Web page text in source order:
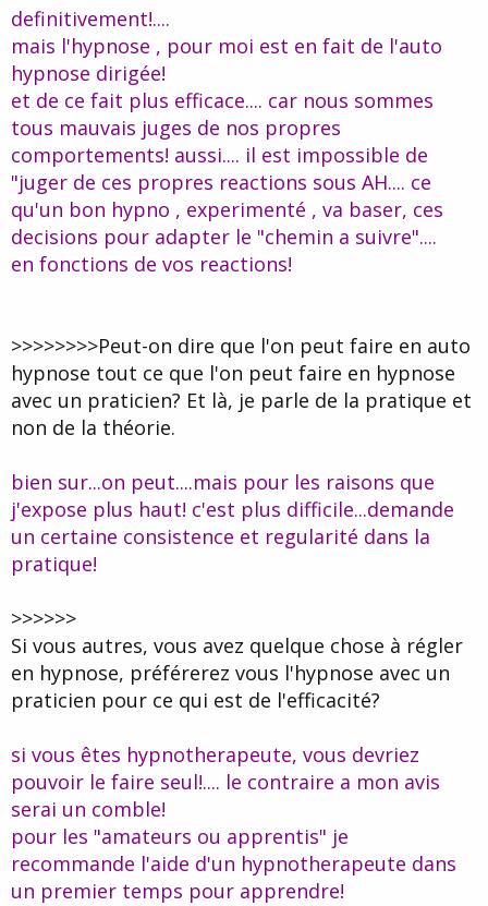
definitivement!....
mais l'hypnose , pour moi est en fait de l'auto
hypnose dirigée!
et de ce fait plus efficace.... car nous sommes
tous mauvais juges de nos propres
comportements! aussi.... il est impossible de
"juger de ces propres reactions sous AH.... ce
qu'un bon hypno , experimenté , va baser, ces
decisions pour adapter le "chemin a suivre"....
en fonctions de vos reactions!
>>>>>>>>Peut-on dire que l'on peut faire en auto
hypnose tout ce que l'on peut faire en hypnose
avec un praticien? Et là, je parle de la pratique et
non de la théorie.
bien sur...on peut....mais pour les raisons que
j'expose plus haut! c'est plus difficile...demande
un certaine consistence et regularité dans la
pratique!
>>>>>>
Si vous autres, vous avez quelque chose à régler
en hypnose, préférerez vous l'hypnose avec un
praticien pour ce qui est de l'efficacité?
si vous êtes hypnotherapeute, vous devriez
pouvoir le faire seul!.... le contraire a mon avis
serai un comble!
pour les "amateurs ou apprentis" je
recommande l'aide d'un hypnotherapeute dans
un premier temps pour apprendre!